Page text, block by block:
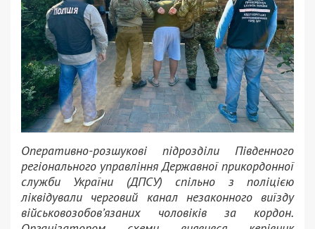
Оперативно-розшукові підрозділи Південного
регіонального управління Державної прикордонної
служби України (ДПСУ) спільно з поліцією
ліквідували черговий канал незаконного виїзду
військовозобов’язаних чоловіків за кордон.